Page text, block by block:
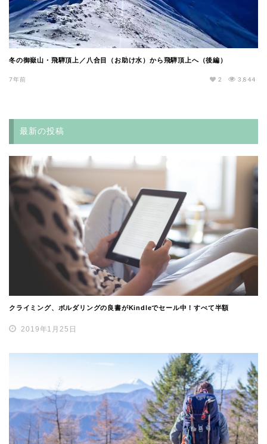
冬の御嶽山・飛騨頂上／八合目（お助け水）から飛騨頂上へ（後編）
7年前 3,844
2
最新の投稿
クライミング、ボルダリングの良書がKindleでセール中！すべて半額
2019年1月25日